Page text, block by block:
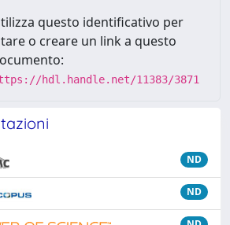
questo identificativo per
o creare un link a questo
hdl.handle.net/11383/3871
ND
ND